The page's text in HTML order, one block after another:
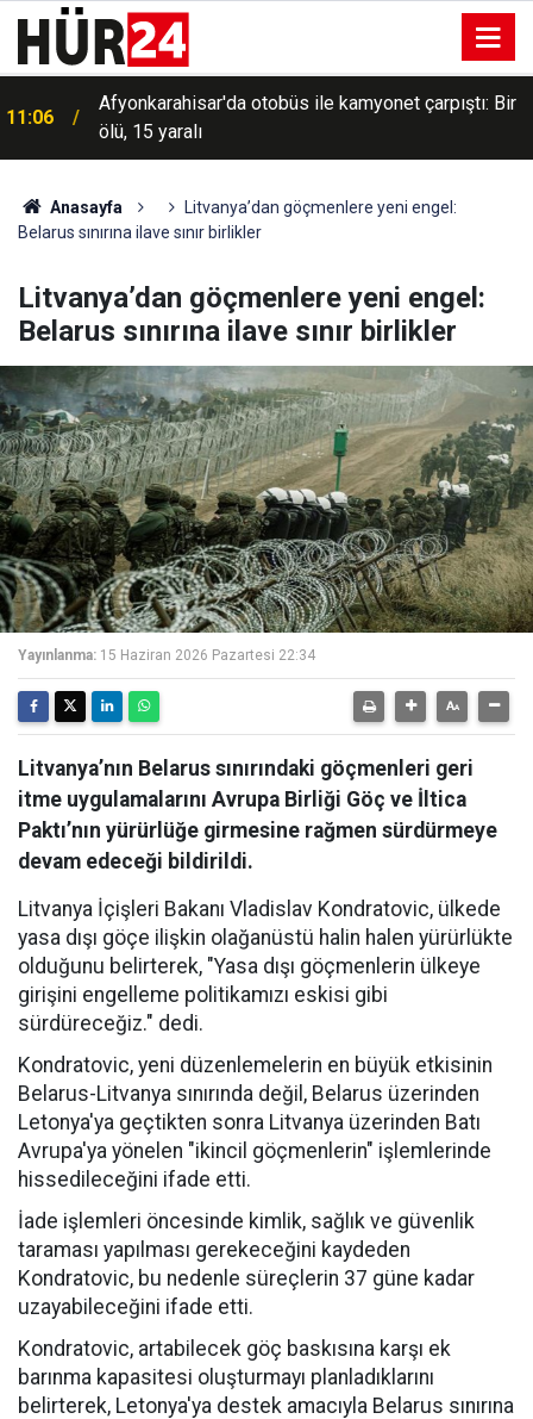
11:05
Uluslararası Filistin Dayanışma Konvoyu bugün
Diyarbakır'da
Anasayfa
Litvanya’dan göçmenlere yeni engel:
Belarus sınırına ilave sınır birlikler
Litvanya’dan göçmenlere yeni engel:
Belarus sınırına ilave sınır birlikler
Yayınlanma: 15 Haziran 2026 Pazartesi 22:34
Litvanya’nın Belarus sınırındaki göçmenleri geri
itme uygulamalarını Avrupa Birliği Göç ve İltica
Paktı’nın yürürlüğe girmesine rağmen sürdürmeye
devam edeceği bildirildi.
Litvanya İçişleri Bakanı Vladislav Kondratovic, ülkede
yasa dışı göçe ilişkin olağanüstü halin halen yürürlükte
olduğunu belirterek, "Yasa dışı göçmenlerin ülkeye
girişini engelleme politikamızı eskisi gibi
sürdüreceğiz." dedi.
Kondratovic, yeni düzenlemelerin en büyük etkisinin
Belarus-Litvanya sınırında değil, Belarus üzerinden
Letonya'ya geçtikten sonra Litvanya üzerinden Batı
Avrupa'ya yönelen "ikincil göçmenlerin" işlemlerinde
hissedileceğini ifade etti.
İade işlemleri öncesinde kimlik, sağlık ve güvenlik
taraması yapılması gerekeceğini kaydeden
Kondratovic, bu nedenle süreçlerin 37 güne kadar
uzayabileceğini ifade etti.
Kondratovic, artabilecek göç baskısına karşı ek
barınma kapasitesi oluşturmayı planladıklarını
belirterek, Letonya'ya destek amacıyla Belarus sınırına